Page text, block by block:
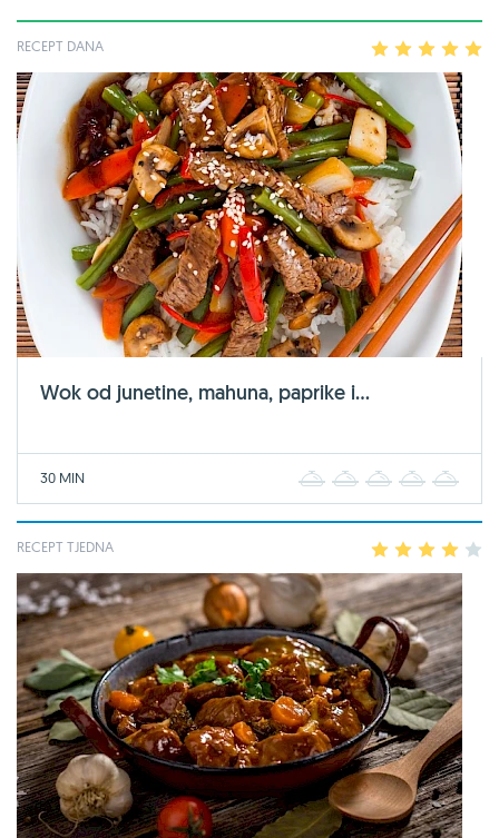
RECEPT DANA 2 3 4
Wok od junetine, mahuna, paprike i...
30 MIN 2 3 4
RECEPT TJEDNA 2 3 4